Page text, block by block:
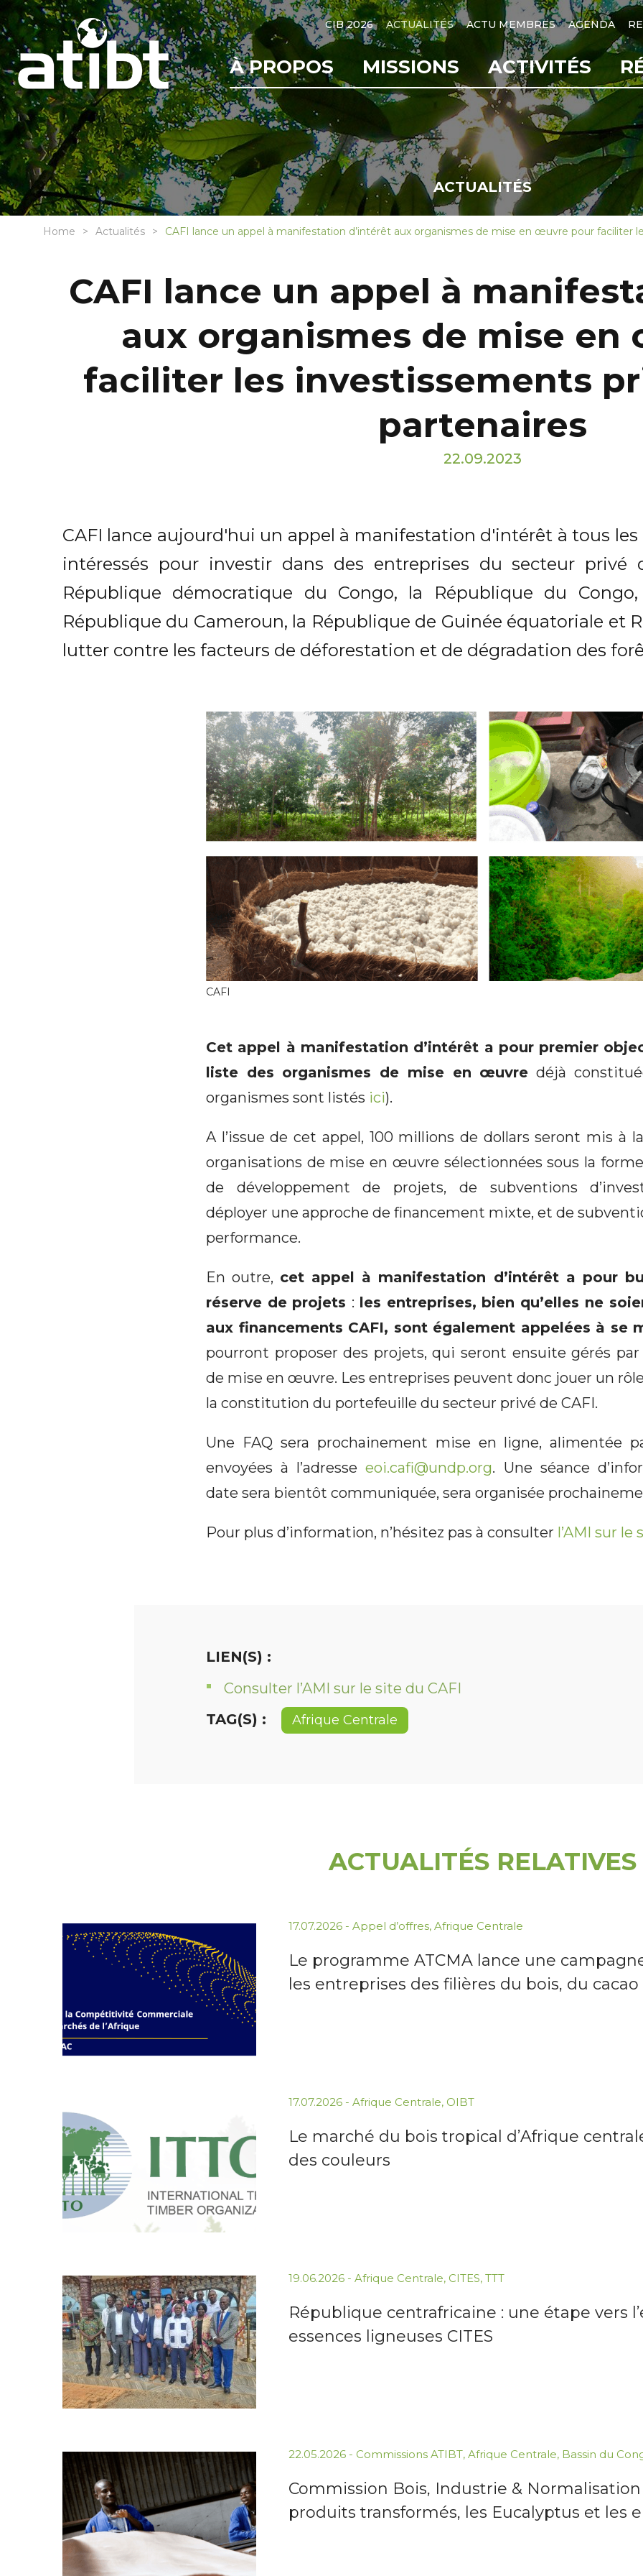
CIB 2026 ACTUALITÉS ACTU MEMBRES AGENDA
À PROPOS MISSIONS ACTIVITÉS
ACTUALITÉS
Home Actualités CAFI lance un appel à manifestation d’intérêt aux organismes de mise en œuvre pour faciliter
CAFI lance un appel à
aux organismes de mise
faciliter les investissements
partenaires
22.09.2023
CAFI lance aujourd'hui un appel à manifestation d'intérêt à tous
intéressés pour investir dans des entreprises du secteur privé
République démocratique du Congo, la République du
République du Cameroun, la République de Guinée équatoriale et
lutter contre les facteurs de déforestation et de dégradation des
CAFI
Cet appel à manifestation d’intérêt a pour premier
liste des organismes de mise en œuvre déjà
organismes sont listés ici).
A l’issue de cet appel, 100 millions de dollars seront mis à
organisations de mise en œuvre sélectionnées sous la
de développement de projets, de subventions
déployer une approche de financement mixte, et de
performance.
En outre, cet appel à manifestation d’intérêt a pour
réserve de projets : les entreprises, bien qu’elles ne
aux financements CAFI, sont également appelées à se
pourront proposer des projets, qui seront ensuite gérés
de mise en œuvre. Les entreprises peuvent donc jouer un
la constitution du portefeuille du secteur privé de CAFI.
Une FAQ sera prochainement mise en ligne, alimentée
envoyées à l’adresseeoi.cafi@undp.org. Une séance
date sera bientôt communiquée, sera organisée
Pour plus d’information, n’hésitez pas à consulter l’AMI sur le
LIEN(S) :
Consulter l’AMI sur le site du CAFI
TAG(S) :
Afrique Centrale
ACTUALITÉS RELATIVES
17.07.2026 - Appel d’offres, Afrique Centrale
Le programme ATCMA lance une
les entreprises des filières du bois, du
17.07.2026 - Afrique Centrale, OIBT
Le marché du bois tropical d’Afrique
des couleurs
19.06.2026 - Afrique Centrale, CITES, TTT
République centrafricaine : une étape vers
essences ligneuses CITES
22.05.2026 - Commissions ATIBT, Afrique Centrale, Bassin du
Commission Bois, Industrie & Normalisation
produits transformés, les Eucalyptus et les